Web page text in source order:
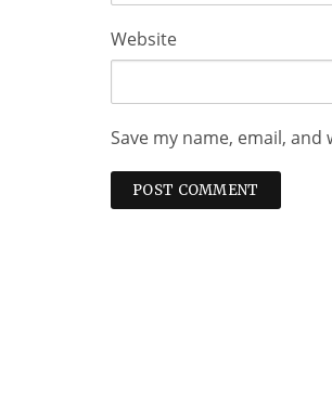
Website
Save my name, email,